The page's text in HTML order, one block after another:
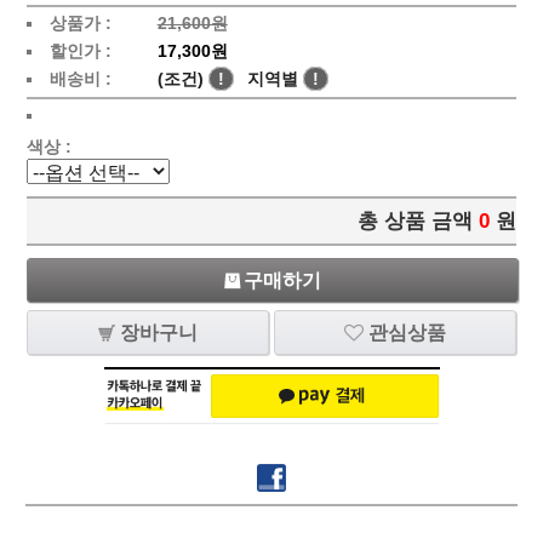
상품가 :
21,600원
할인가 :
17,300원
배송비 :
(조건) ! 지역별 !
색상 :
총 상품 금액 0 원
구매하기
장바구니 관심상품